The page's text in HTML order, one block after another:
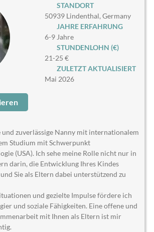
STANDORT
50939 Lindenthal, Germany
JAHRE ERFAHRUNG
6-9 Jahre
STUNDENLOHN (€)
21-25 €
ZULETZT AKTUALISIERT
Mai 2026
zuverlässige Nanny mit internationalem
Studium mit Schwerpunkt
(USA). Ich sehe meine Rolle nicht nur in
darin, die Entwicklung Ihres Kindes
Sie als Eltern dabei unterstützend zu
und gezielte Impulse fördere ich
und soziale Fähigkeiten. Eine offene und
mit Ihnen als Eltern ist mir